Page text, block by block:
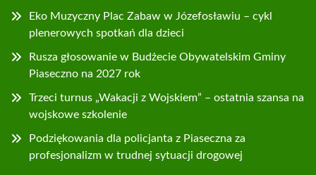
Eko Muzyczny Plac Zabaw w Józefosławiu – cykl
plenerowych spotkań dla dzieci
Rusza głosowanie w Budżecie Obywatelskim Gminy
Piaseczno na 2027 rok
Trzeci turnus „Wakacji z Wojskiem” – ostatnia szansa na
wojskowe szkolenie
Podziękowania dla policjanta z Piaseczna za
profesjonalizm w trudnej sytuacji drogowej